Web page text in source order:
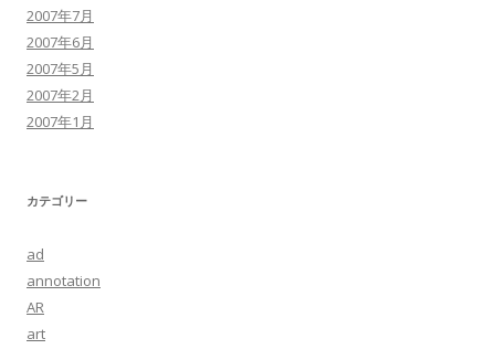
2007年7月
2007年6月
2007年5月
2007年2月
2007年1月
カテゴリー
ad
annotation
AR
art